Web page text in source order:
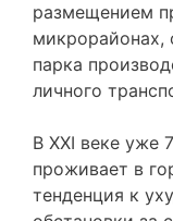
размещением
микрорайонах,
парка
личного
В XXI веке уже
проживает в
тенденция к